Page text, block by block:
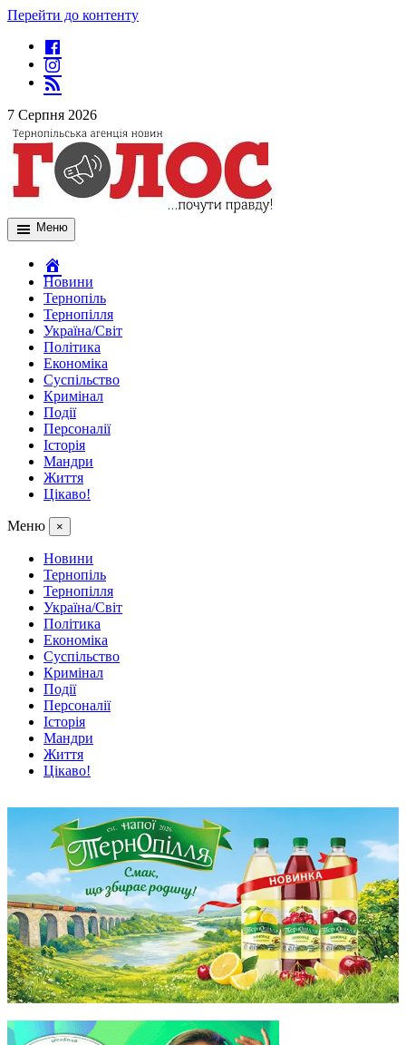
Перейти до контенту
7 Серпня 2026
Меню
Новини
Тернопіль
Тернопілля
Україна/Світ
Політика
Економіка
Суспільство
Кримінал
Події
Персоналії
Історія
Мандри
Життя
Цікаво!
Меню ×
Новини
Тернопіль
Тернопілля
Україна/Світ
Політика
Економіка
Суспільство
Кримінал
Події
Персоналії
Історія
Мандри
Життя
Цікаво!